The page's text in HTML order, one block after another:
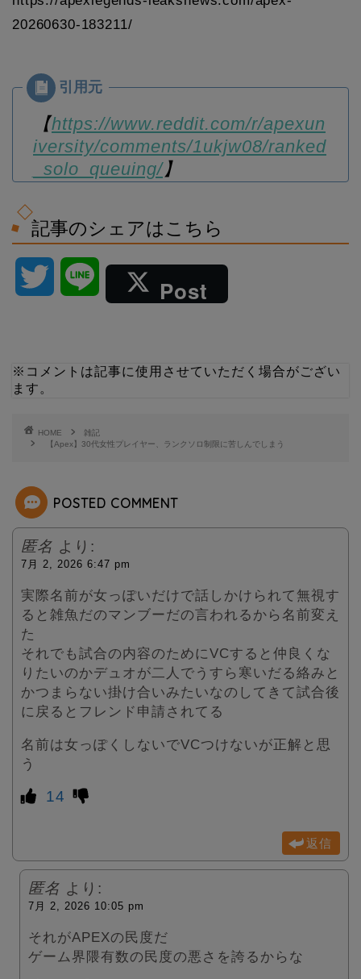
20260630-183211/
【https://www.reddit.com/r/apexun
iversity/comments/1ukjw08/ranked
_solo_queuing/】
記事のシェアはこちら
t
r
Post
※コメントは記事に使用させていただく場合がござい
ます。
HOME
雑記
【Apex】30代女性プレイヤー、ランクソロ制限に苦しんでしまう
POSTED COMMENT
匿名 より:
7月 2, 2026 6:47 pm
実際名前が女っぽいだけで話しかけられて無視す
ると雑魚だのマンブーだの言われるから名前変え
た
それでも試合の内容のためにVCすると仲良くな
りたいのかデュオが二人でうすら寒いだる絡みと
かつまらない掛け合いみたいなのしてきて試合後
に戻るとフレンド申請されてる
名前は女っぽくしないでVCつけないが正解と思
う
14
返信
匿名 より:
7月 2, 2026 10:05 pm
それがAPEXの民度だ
ゲーム界隈有数の民度の悪さを誇るからな